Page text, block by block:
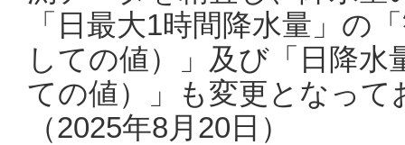
「日最大1時間降水量」の
しての値）」及び「日降
ての値）」も変更となっ
（2025年8月20日）